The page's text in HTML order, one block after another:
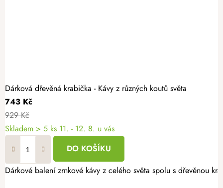
Dárková dřevěná krabička - Kávy z různých koutů světa
743 Kč
929 Kč
Skladem > 5 ks 11. - 12. 8. u vás
DO KOŠÍKU
Dárkové balení zrnkové kávy z celého světa spolu s dřevěnou